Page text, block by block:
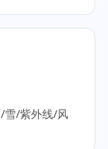
雪/紫外线/风